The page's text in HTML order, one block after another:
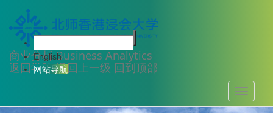
商业分析 Business Analytics
返回学院 返回上一级 回到顶部
English
网站导航
Toggle